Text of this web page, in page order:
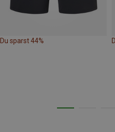
Du sparst 44%